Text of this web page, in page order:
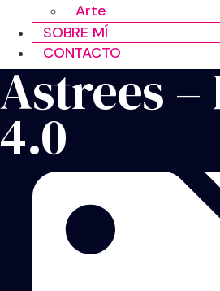
Arte
SOBRE MÍ
CONTACTO
Astrees –
4.0